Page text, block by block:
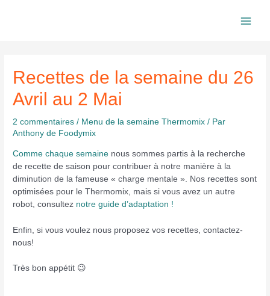
Recettes de la semaine du 26
Avril au 2 Mai
2 commentaires / Menu de la semaine Thermomix / Par
Anthony de Foodymix
Comme chaque semaine nous sommes partis à la recherche
de recette de saison pour contribuer à notre manière à la
diminution de la fameuse « charge mentale ». Nos recettes sont
optimisées pour le Thermomix, mais si vous avez un autre
robot, consultez notre guide d’adaptation !
Enfin, si vous voulez nous proposez vos recettes, contactez-
nous!
Très bon appétit 😉